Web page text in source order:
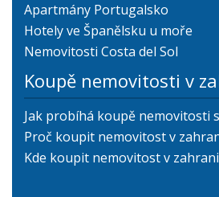
Apartmány Portugalsko
Hotely ve Španělsku u moře
Nemovitosti Costa del Sol
Koupě nemovitosti v
Jak probíhá koupě nemovitosti
Proč koupit nemovitost v
Kde koupit nemovitost v